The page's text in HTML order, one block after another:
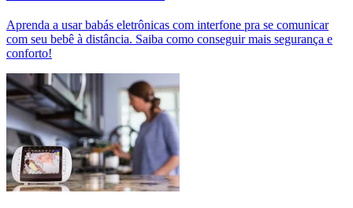
Aprenda a usar babás eletrônicas com interfone pra se comunicar
com seu bebê à distância. Saiba como conseguir mais segurança e
conforto!